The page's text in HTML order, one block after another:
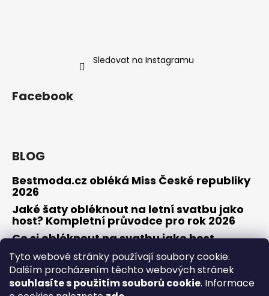
Tyto webové stránky používají soubory cookie.
Dalším procházením těchto webových stránek
souhlasíte s použitím souborů cookie. Informace
Sledovat na Instagramu
Facebook
BLOG
Bestmoda.cz obléká Miss České republiky
2026
Jaké šaty obléknout na letní svatbu jako
host? Kompletní průvodce pro rok 2026
Co si obléknout na svatbu jako host
Osobní konzultace / zkouška šatů
Obchodní podmínky